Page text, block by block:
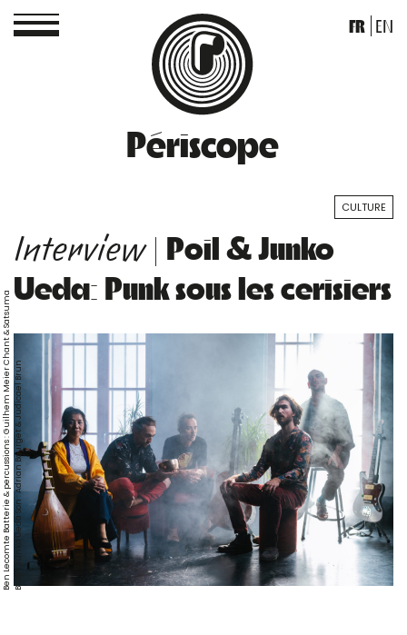
Périscope
FR EN
CULTURE
Interview | Poil & Junko
Ueda: Punk sous les cerisiers
e
C
an